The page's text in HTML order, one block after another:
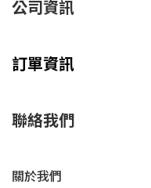
公司資訊
訂單資訊
聯絡我們
關於我們